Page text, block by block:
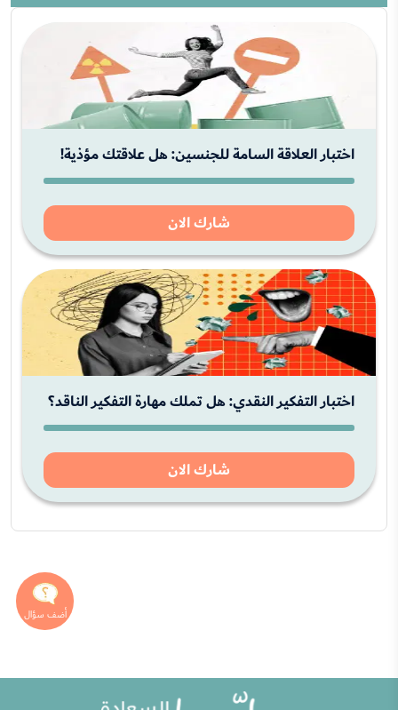
اختبار العلاقة السامة للجنسين: هل علاقتك مؤذية!
شارك الان
اختبار التفكير النقدي: هل تملك مهارة التفكير الناقد؟
شارك الان